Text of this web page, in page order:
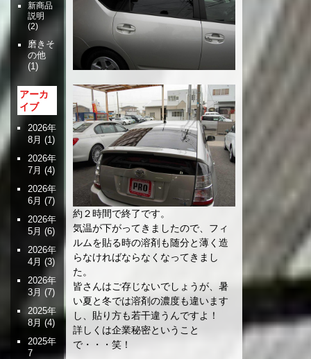
約２時間で終了です。
気温が下がってきましたので、フィ
ルムを貼る時の溶剤も随分と薄く造
らなければならなくなってきまし
た。
皆さんはご存じないでしょうが、暑
い夏と冬では溶剤の濃度も違います
し、貼り方も若干違うんですよ！
詳しくは企業秘密ということ
で・・・笑！
新商品
説明
(2)
磨きそ
の他
(1)
アーカ
イブ
2026年
8月 (1)
2026年
7月 (4)
2026年
6月 (7)
2026年
5月 (6)
2026年
4月 (3)
2026年
3月 (7)
2025年
8月 (4)
2025年
7